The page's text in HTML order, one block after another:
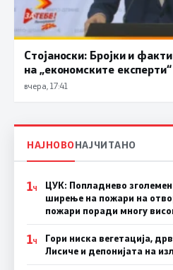
Стојаноски: Бројки и
на „економските
вчера, 17:41
НАЈНОВОНАЈЧИТАНО
1Ч
ЦУК: Попладнево
ширење на пожари на
пожари поради многу
1Ч
Гори ниска вегетација,
Лисиче и депонијата на